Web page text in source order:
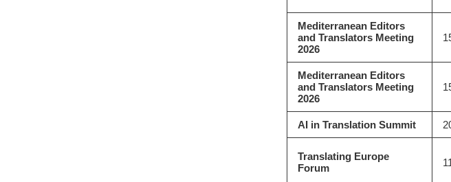
Mediterranean Editors
and Translators Meeting
2026
Mediterranean Editors
and Translators Meeting
2026
AI in Translation Summit
Translating Europe
Forum